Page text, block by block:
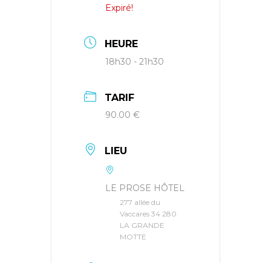
Expiré!
HEURE
18h30 - 21h30
TARIF
90.00 €
LIEU
LE PROSE HÔTEL
277 allée du
Vaccares 34 280
LA GRANDE
MOTTE